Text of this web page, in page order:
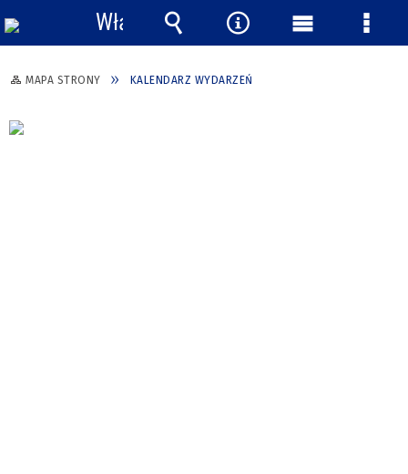
MAPA STRONY KALENDARZ WYDARZEŃ
Włącz
powiadomienia
Wyszukiwarka
Narzędzia
Menu Menu